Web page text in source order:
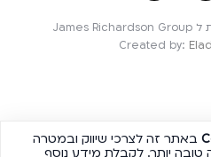
Created by:
באתר זה לצרכי שיווק ובמטרה
טובה יותר. לקבלת מידע נוסף